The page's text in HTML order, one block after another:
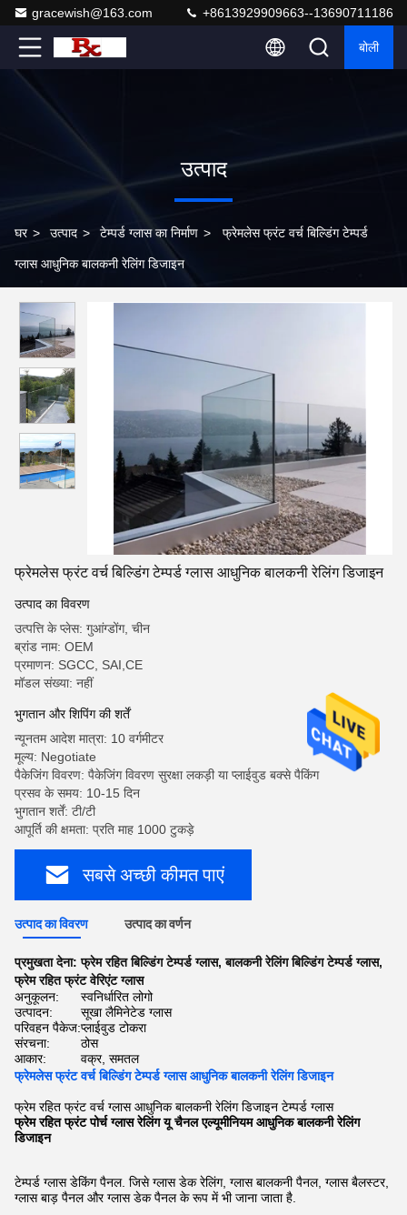
gracewish@163.com +8613929909663--13690711186
बोली
उत्पाद
घर > उत्पाद > टेम्पर्ड ग्लास का निर्माण > फ्रेमलेस फ्रंट वर्च बिल्डिंग टेम्पर्ड
ग्लास आधुनिक बालकनी रेलिंग डिजाइन
फ्रेमलेस फ्रंट वर्च बिल्डिंग टेम्पर्ड ग्लास आधुनिक बालकनी रेलिंग डिजाइन
उत्पाद का विवरण
उत्पत्ति के प्लेस: गुआंग्डोंग, चीन
ब्रांड नाम: OEM
प्रमाणन: SGCC, SAI,CE
मॉडल संख्या: नहीं
भुगतान और शिपिंग की शर्तें
न्यूनतम आदेश मात्रा: 10 वर्गमीटर
मूल्य: Negotiate
पैकेजिंग विवरण: पैकेजिंग विवरण सुरक्षा लकड़ी या प्लाईवुड बक्से पैकिंग
प्रसव के समय: 10-15 दिन
भुगतान शर्तें: टी/टी
आपूर्ति की क्षमता: प्रति माह 1000 टुकड़े
सबसे अच्छी कीमत पाएं
उत्पाद का विवरण उत्पाद का वर्णन
प्रमुखता देना:फ्रेम रहित बिल्डिंग टेम्पर्ड ग्लास,बालकनी रेलिंग बिल्डिंग टेम्पर्ड ग्लास,
फ्रेम रहित फ्रंट वेरिएंट ग्लास
अनुकूलन:
स्वनिर्धारित लोगो
उत्पादन:
सूखा लैमिनेटेड ग्लास
परिवहन पैकेज:प्लाईवुड टोकरा
संरचना:
ठोस
आकार:
वक्र, समतल
फ्रेमलेस फ्रंट वर्च बिल्डिंग टेम्पर्ड ग्लास आधुनिक बालकनी रेलिंग डिजाइन
फ्रेम रहित फ्रंट वर्च ग्लास आधुनिक बालकनी रेलिंग डिजाइन टेम्पर्ड ग्लास
फ्रेम रहित फ्रंट पोर्च ग्लास रेलिंग यू चैनल एल्यूमीनियम आधुनिक बालकनी रेलिंग
डिजाइन
टेम्पर्ड ग्लास डेकिंग पैनल. जिसे ग्लास डेक रेलिंग, ग्लास बालकनी पैनल, ग्लास बैलस्टर,
ग्लास बाड़ पैनल और ग्लास डेक पैनल के रूप में भी जाना जाता है.